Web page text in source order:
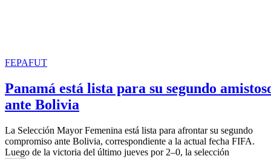
FEPAFUT
Panamá está lista para su segundo
ante Bolivia
La Selección Mayor Femenina está lista para afrontar su segundo
compromiso ante Bolivia, correspondiente a la actual fecha FIFA.
Luego de la victoria del último jueves por 2–0, la selección